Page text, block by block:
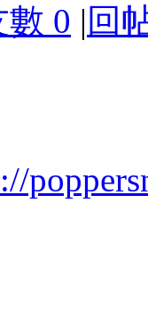
0 | 回